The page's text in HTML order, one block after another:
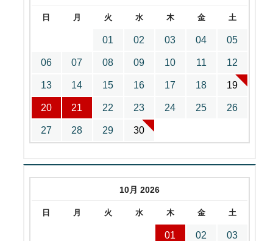
日 月 火 水 木 金 土
01 02 03 04 05
06 07 08 09 10 11 12
13 14 15 16 17 18 19
20 21 22 23 24 25 26
27 28 29 30
10月 2026
日 月 火 水 木 金 土
01 02 03